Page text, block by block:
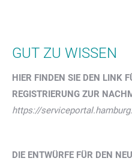
GUT ZU WISSEN
HIER FINDEN SIE DEN LINK
REGISTRIERUNG ZUR
https://
DIE ENTWÜRFE FÜR DEN